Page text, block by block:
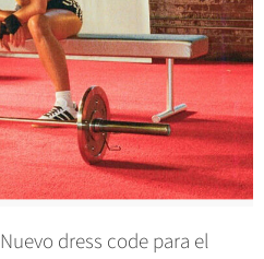
Nuevo dress code para el